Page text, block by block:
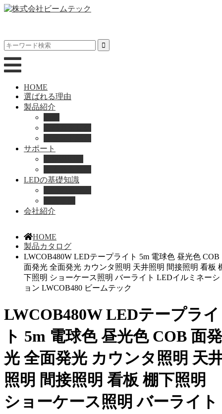
HOME
選ばれる理由
製品紹介
サポート
LEDの基礎知識
会社紹介
HOME
製品カタログ
LWCOB480W LEDテープライト 5m 電球色 昼光色 COB
面発光 全面発光 カウンタ照明 天井照明 間接照明 看板
下照明 ショーケース照明 バーライト LEDイルミネーシ
ョン LWCOB480 ビームテック
LWCOB480W LEDテープライ
ト 5m 電球色 昼光色 COB 面発
光 全面発光 カウンタ照明 天
照明 間接照明 看板 棚下照明
ショーケース照明 バーライト